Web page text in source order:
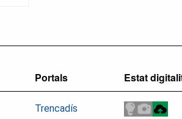
Portals Estat
Trencadís